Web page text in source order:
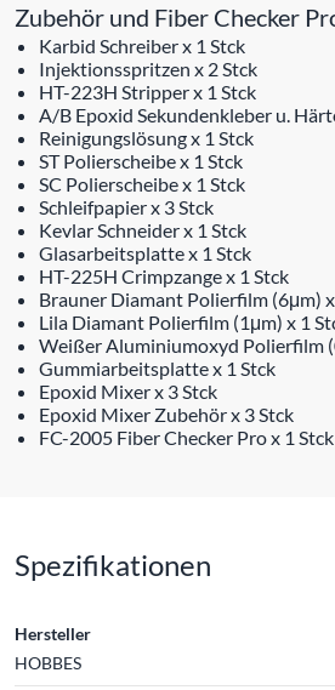
Zubehör und Fiber Checker
Karbid Schreiber x 1 Stck
Injektionsspritzen x 2 Stck
HT-223H Stripper x 1 Stck
A/B Epoxid Sekundenkleber u.
Reinigungslösung x 1 Stck
ST Polierscheibe x 1 Stck
SC Polierscheibe x 1 Stck
Schleifpapier x 3 Stck
Kevlar Schneider x 1 Stck
Glasarbeitsplatte x 1 Stck
HT-225H Crimpzange x 1 Stck
Brauner Diamant Polierfilm (6μm)
Lila Diamant Polierfilm (1μm) x 1
Weißer Aluminiumoxyd Polierfilm
Gummiarbeitsplatte x 1 Stck
Epoxid Mixer x 3 Stck
Epoxid Mixer Zubehör x 3 Stck
FC-2005 Fiber Checker Pro x 1 Stck
Spezifikationen
Hersteller
HOBBES